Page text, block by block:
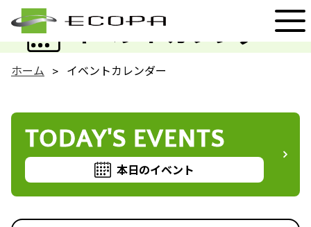
イベントカレンダー
EVENT
ホーム イベントカレンダー
TODAY'S EVENTS
本日のイベント